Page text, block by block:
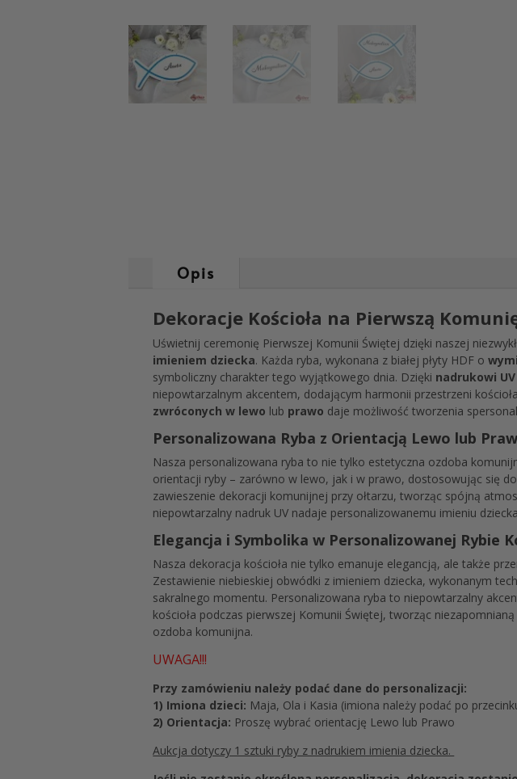
Opis
Dekoracje Kościoła na Pierwszą
Uświetnij ceremonię Pierwszej Komunii Świętej dzięki naszej
imieniem dziecka. Każda ryba, wykonana z białej płyty HDF o
symboliczny charakter tego wyjątkowego dnia. Dzięki nadrukowi
niepowtarzalnym akcentem, dodającym harmonii przestrzeni
zwróconych w lewo lub prawo daje możliwość tworzenia
Personalizowana Ryba z Orientacją Lewo lub
Nasza personalizowana ryba to nie tylko estetyczna ozdoba
orientacji ryby – zarówno w lewo, jak i w prawo, dostosowując się
zawieszenie dekoracji komunijnej przy ołtarzu, tworząc spójną
niepowtarzalny nadruk UV nadaje personalizowanemu imieniu
Elegancja i Symbolika w Personalizowanej Rybie
Nasza dekoracja kościoła nie tylko emanuje elegancją, ale także
Zestawienie niebieskiej obwódki z imieniem dziecka, wykonanym
sakralnego momentu. Personalizowana ryba to niepowtarzalny
kościoła podczas pierwszej Komunii Świętej, tworząc
ozdoba komunijna.
UWAGA!!!
Przy zamówieniu należy podać dane do personalizacji:
1) Imiona dzieci: Maja, Ola i Kasia (imiona należy podać po
2) Orientacja: Proszę wybrać orientację Lewo lub Prawo
Aukcja dotyczy 1 sztuki ryby z nadrukiem imienia dziecka.